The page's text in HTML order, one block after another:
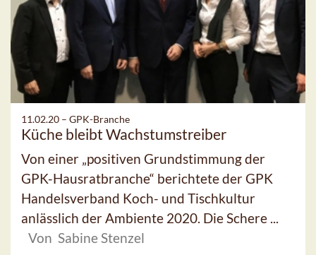
11.02.20 – GPK-Branche
Küche bleibt Wachstumstreiber
Von einer „positiven Grundstimmung der
GPK-Hausratbranche“ berichtete der GPK
Handelsverband Koch- und Tischkultur
anlässlich der Ambiente 2020. Die Schere ...
Von Sabine Stenzel